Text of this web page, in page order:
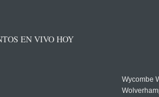
EN VIVO HOY
Wycombe